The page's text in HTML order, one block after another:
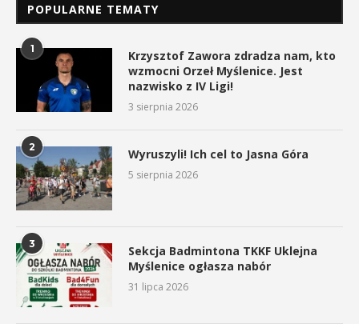
POPULARNE TEMATY
1
Krzysztof Zawora zdradza nam, kto
wzmocni Orzeł Myślenice. Jest
nazwisko z IV Ligi!
3 sierpnia 2026
2 Wyruszyli! Ich cel to Jasna Góra
5 sierpnia 2026
3
Sekcja Badmintona TKKF Uklejna
Myślenice ogłasza nabór
31 lipca 2026